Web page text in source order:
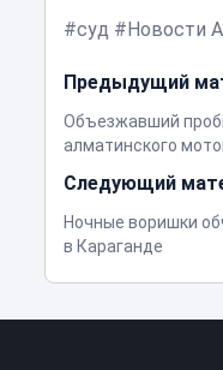
суд
Новости
Предыдущий
Объезжавший
алматинского
Следующий
Ночные воришки
в Караганде